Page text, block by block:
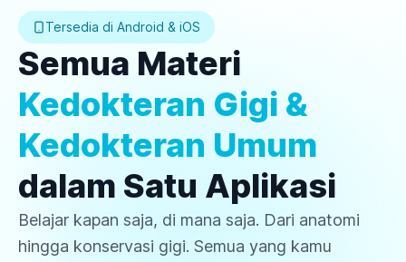
Tersedia di Android & iOS
Semua Materi
Kedokteran Gigi &
Kedokteran Umum
dalam Satu Aplikasi
Belajar kapan saja, di mana saja. Dari anatomi
hingga konservasi gigi. Semua yang kamu